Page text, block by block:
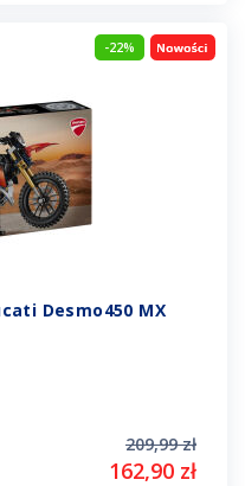
-22%
Desmo450 MX
209,99 zł
162,90 zł